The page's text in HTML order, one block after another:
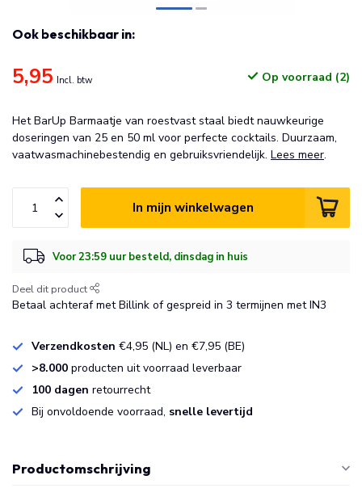
Ook beschikbaar in:
5,95 Incl. btw Op voorraad (2)
Het BarUp Barmaatje van roestvast staal biedt nauwkeurige
doseringen van 25 en 50 ml voor perfecte cocktails. Duurzaam,
vaatwasmachinebestendig en gebruiksvriendelijk. Lees meer.
In mijn winkelwagen
Voor 23:59 uur besteld, dinsdag in huis
Deel dit product
Betaal achteraf met Billink of gespreid in 3 termijnen met IN3
Verzendkosten €4,95 (NL) en €7,95 (BE)
>8.000 producten uit voorraad leverbaar
100 dagen retourrecht
Bij onvoldoende voorraad, snelle levertijd
Productomschrijving